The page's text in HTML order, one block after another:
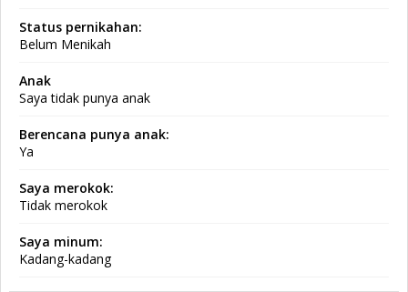
Status pernikahan:
Belum Menikah
Anak
Saya tidak punya anak
Berencana punya anak:
Ya
Saya merokok:
Tidak merokok
Saya minum:
Kadang-kadang